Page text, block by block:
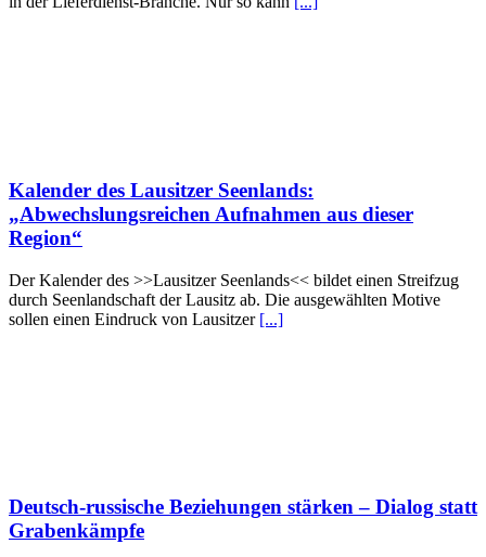
Kalender des Lausitzer Seenlands:
„Abwechslungsreichen Aufnahmen aus dieser
Region“
Der Kalender des >>Lausitzer Seenlands<< bildet einen Streifzug
durch Seenlandschaft der Lausitz ab. Die ausgewählten Motive
sollen einen Eindruck von Lausitzer [...]
Deutsch-russische Beziehungen stärken – Dialog statt
Grabenkämpfe